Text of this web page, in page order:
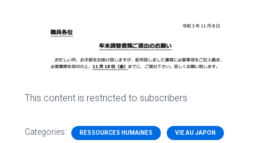
This content is restricted to subscribers
Categories: RESSOURCES HUMAINES VIE AU JAPON